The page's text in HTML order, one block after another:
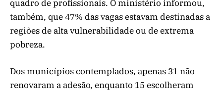
quadro de profissionais. O ministério informou,
também, que 47% das vagas estavam destinadas a
regiões de alta vulnerabilidade ou de extrema
pobreza.
Dos municípios contemplados, apenas 31 não
renovaram a adesão, enquanto 15 escolheram